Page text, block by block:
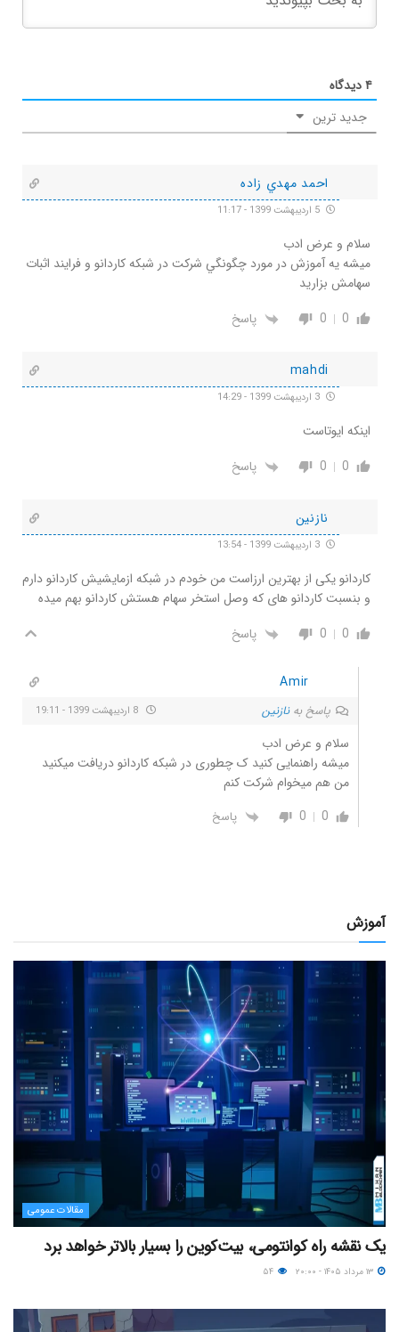
۴دیدگاه
جدید ترین
احمد مهدي زاده
سلام و عرض ادب
ميشه يه آموزش در مورد چگونگي شركت در شبكه كاردانو و فرايند اثبات
سهامش بزاريد
0
0 پاسخ
mahdi
اینکه ایوتاست
0
0 پاسخ
نازنین
کاردانو یکی از بهترین ارزاست من خودم در شبکه ازمایشیش کاردانو دارم
و بنسبت کاردانو های که وصل استخر سهام هستش کاردانو بهم میده
0
0 پاسخ
Amir
پاسخ بهنازنین
سلام و عرض ادب
میشه راهنمایی کنید ک چطوری در شبکه کاردانو دریافت میکنید
من هم میخوام شرکت کنم
0
0 پاسخ
آموزش
مقالات عمومی
یک نقشه راه کوانتومی، بیت‌کوین را بسیار بالاتر خواهد برد